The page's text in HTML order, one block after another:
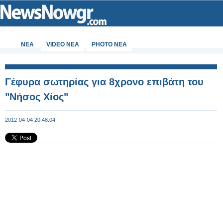
ΝΕΑ VIDEO NEA PHOTO NEA
Γέφυρα σωτηρίας για 8χρονο επιβάτη του
"Νήσος Χίος"
2012-04-04 20:48:04